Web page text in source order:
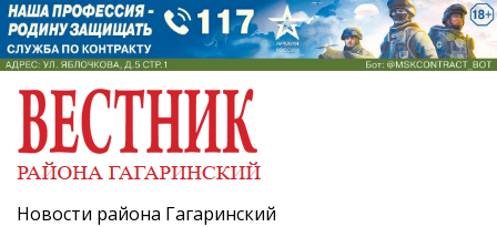
Новости района Гагаринский